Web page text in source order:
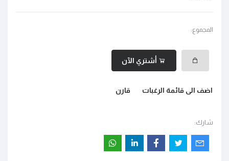
المجموع:
أشتري الآن
اضف الى قائمة الرغبات قارن
شارك: